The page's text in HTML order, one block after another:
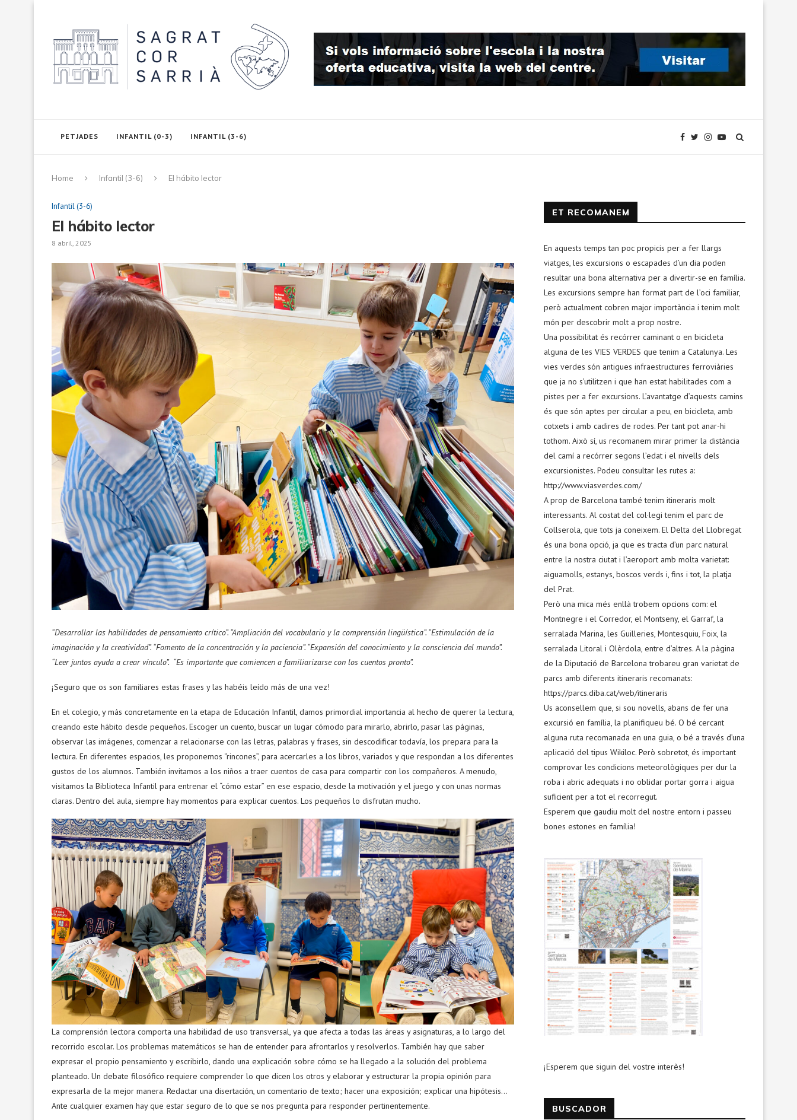
PETJADES INFANTIL (0-3) INFANTIL (3-6)
Home Infantil (3-6) El hábito lector
Infantil (3-6)
El hábito lector
8 abril, 2025
“Desarrollar las habilidades de pensamiento crítico”. “Ampliación del vocabulario y la comprensión lingüística”. “Estimulación de la
imaginación y la creatividad”. “Fomento de la concentración y la paciencia”. “Expansión del conocimiento y la consciencia del mundo”.
“Leer juntos ayuda a crear vínculo”. “Es importante que comiencen a familiarizarse con los cuentos pronto”.
¡Seguro que os son familiares estas frases y las habéis leído más de una vez!
En el colegio, y más concretamente en la etapa de Educación Infantil, damos primordial importancia al hecho de querer la lectura,
creando este hábito desde pequeños. Escoger un cuento, buscar un lugar cómodo para mirarlo, abrirlo, pasar las páginas,
observar las imágenes, comenzar a relacionarse con las letras, palabras y frases, sin descodificar todavía, los prepara para la
lectura. En diferentes espacios, les proponemos “rincones”, para acercarles a los libros, variados y que respondan a los diferentes
gustos de los alumnos. También invitamos a los niños a traer cuentos de casa para compartir con los compañeros. A menudo,
visitamos la Biblioteca Infantil para entrenar el “cómo estar” en ese espacio, desde la motivación y el juego y con unas normas
claras. Dentro del aula, siempre hay momentos para explicar cuentos. Los pequeños lo disfrutan mucho.
La comprensión lectora comporta una habilidad de uso transversal, ya que afecta a todas las áreas y asignaturas, a lo largo del
recorrido escolar. Los problemas matemáticos se han de entender para afrontarlos y resolverlos. También hay que saber
expresar el propio pensamiento y escribirlo, dando una explicación sobre cómo se ha llegado a la solución del problema
planteado. Un debate filosófico requiere comprender lo que dicen los otros y elaborar y estructurar la propia opinión para
expresarla de la mejor manera. Redactar una disertación, un comentario de texto; hacer una exposición; explicar una hipótesis…
Ante cualquier examen hay que estar seguro de lo que se nos pregunta para responder pertinentemente.
ET RECOMANEM
En aquests temps tan poc propicis per a fer llargs
viatges, les excursions o escapades d’un dia poden
resultar una bona alternativa per a divertir-se en família.
Les excursions sempre han format part de l’oci familiar,
però actualment cobren major importància i tenim molt
món per descobrir molt a prop nostre.
Una possibilitat és recórrer caminant o en bicicleta
alguna de les VIES VERDES que tenim a Catalunya. Les
vies verdes són antigues infraestructures ferroviàries
que ja no s’utilitzen i que han estat habilitades com a
pistes per a fer excursions. L’avantatge d’aquests camins
és que són aptes per circular a peu, en bicicleta, amb
cotxets i amb cadires de rodes. Per tant pot anar-hi
tothom. Això sí, us recomanem mirar primer la distància
del camí a recórrer segons l’edat i el nivells dels
excursionistes. Podeu consultar les rutes a:
http://www.viasverdes.com/
A prop de Barcelona també tenim itineraris molt
interessants. Al costat del col·legi tenim el parc de
Collserola, que tots ja coneixem. El Delta del Llobregat
és una bona opció, ja que es tracta d’un parc natural
entre la nostra ciutat i l’aeroport amb molta varietat:
aiguamolls, estanys, boscos verds i, fins i tot, la platja
del Prat.
Però una mica més enllà trobem opcions com: el
Montnegre i el Corredor, el Montseny, el Garraf, la
serralada Marina, les Guilleries, Montesquiu, Foix, la
serralada Litoral i Olèrdola, entre d’altres. A la pàgina
de la Diputació de Barcelona trobareu gran varietat de
parcs amb diferents itineraris recomanats:
https://parcs.diba.cat/web/itineraris
Us aconsellem que, si sou novells, abans de fer una
excursió en família, la planifiqueu bé. O bé cercant
alguna ruta recomanada en una guia, o bé a través d’una
aplicació del tipus Wikiloc. Però sobretot, és important
comprovar les condicions meteorològiques per dur la
roba i abric adequats i no oblidar portar gorra i aigua
suficient per a tot el recorregut.
Esperem que gaudiu molt del nostre entorn i passeu
bones estones en família!
¡Esperem que siguin del vostre interès!
BUSCADOR